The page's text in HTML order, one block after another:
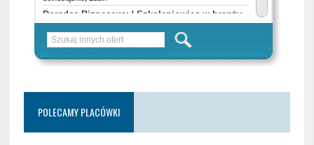
POLECAMY PLACÓWKI